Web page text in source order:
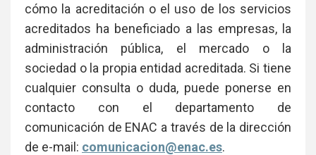
cómo la acreditación o el uso de los servicios
acreditados ha beneficiado a las empresas, la
administración pública, el mercado o la
sociedad o la propia entidad acreditada. Si tiene
cualquier consulta o duda, puede ponerse en
contacto con el departamento de
comunicación de ENAC a través de la dirección
de e-mail: comunicacion@enac.es.